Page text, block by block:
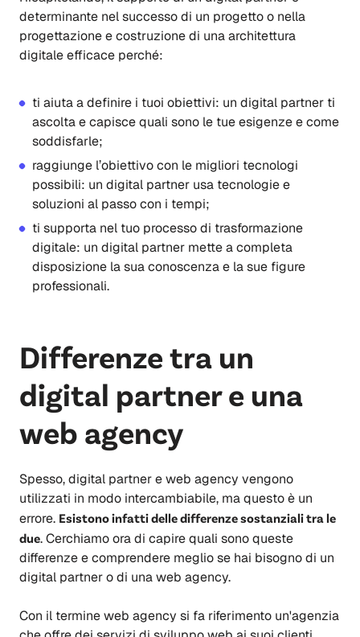
determinante nel successo di un progetto o nella
progettazione e costruzione di una architettura
digitale efficace perché:
ti aiuta a definire i tuoi obiettivi: un digital partner ti
ascolta e capisce quali sono le tue esigenze e come
soddisfarle;
raggiunge l’obiettivo con le migliori tecnologi
possibili: un digital partner usa tecnologie e
soluzioni al passo con i tempi;
ti supporta nel tuo processo di trasformazione
digitale: un digital partner mette a completa
disposizione la sua conoscenza e la sue figure
professionali.
Differenze tra un
digital partner e una
web agency
Spesso, digital partner e web agency vengono
utilizzati in modo intercambiabile, ma questo è un
errore. Esistono infatti delle differenze sostanziali tra le
due. Cerchiamo ora di capire quali sono queste
differenze e comprendere meglio se hai bisogno di un
digital partner o di una web agency.
Con il termine web agency si fa riferimento un'agenzia